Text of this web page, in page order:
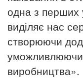
одна з перших
виділяє нас
створюючи
уможливлюючи
виробництва».